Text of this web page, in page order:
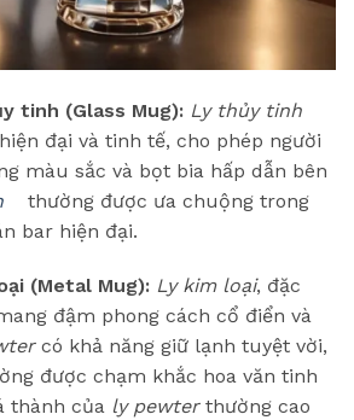
tinh (Glass Mug): Ly thủy tinh
đại và tinh tế, cho phép người
màu sắc và bọt bia hấp dẫn bên
thường được ưa chuộng trong
bar hiện đại.
(Metal Mug): Ly kim loại, đặc
đậm phong cách cổ điển và
có khả năng giữ lạnh tuyệt vời,
được chạm khắc hoa văn tinh
thành của ly pewterthường cao